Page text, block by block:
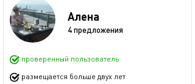
Алена
4 предложения
проверенный пользователь
размещается больше двух лет